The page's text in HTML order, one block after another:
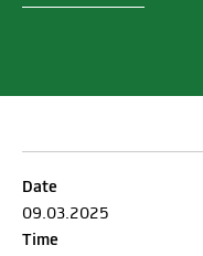
Date
09.03.2025
Time